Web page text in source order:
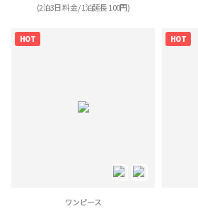
(2泊3日 料金 / 1泊延長 100円)
HOT
ワンピース
HOT